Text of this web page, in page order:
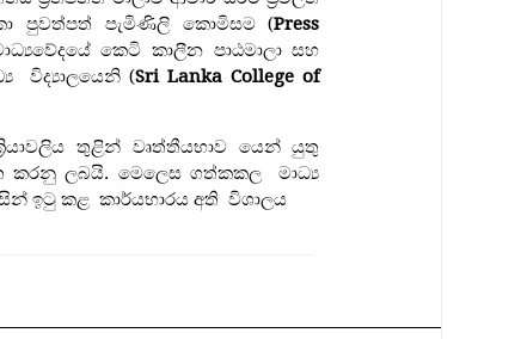
පුවත්පත් පැමිණිලි කොමිසම(Press
කෙටි කාලීන පාඨමාලා සහ
විද්‍යාලයෙනි (Sri Lanka College of
තුළින් වෘත්තීයභාව යෙන් යුතු
කරනු ලබයි. මෙලෙස ගත්කකල මාධ්‍ය
ඉටු කළ කාර්යභාරය අති විශාලය